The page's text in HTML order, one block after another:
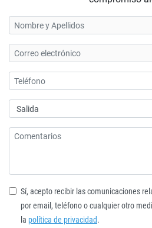
Sí, acepto recibir las comunicaciones
por email, teléfono o cualquier otro
la política de privacidad.